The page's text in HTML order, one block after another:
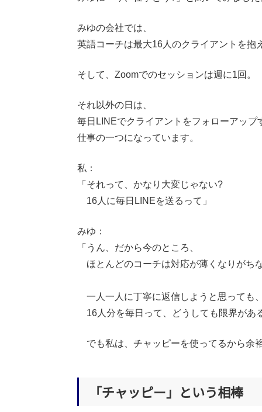
みゆの会社では、
英語コーチは最大16人のクライアントを抱
そして、Zoomでのセッションは週に1回。
それ以外の日は、
毎日LINEでクライアントをフォローアップ
仕事の一つになっています。
私：
「それって、かなり大変じゃない?
16人に毎日LINEを送るって」
みゆ：
「うん、だから今のところ、
ほとんどのコーチは対応が薄くなりがちな
一人一人に丁寧に返信しようと思っても、
16人分を毎日って、どうしても限界があ
でも私は、チャッピーを使ってるから余
「チャッピー」という相棒